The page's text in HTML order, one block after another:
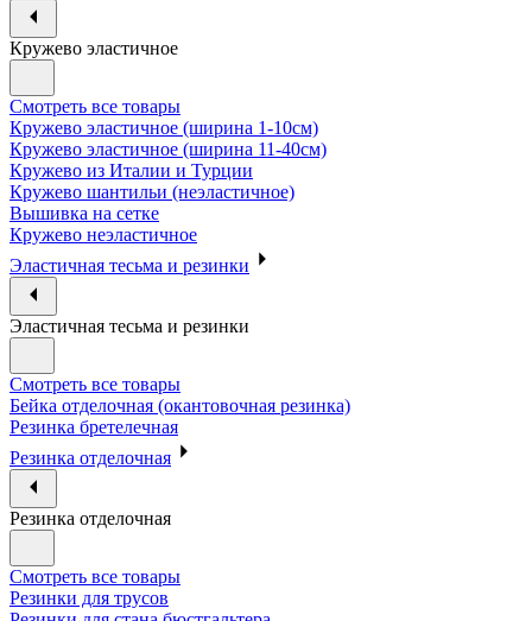
Кружево эластичное
Смотреть все товары
Кружево эластичное (ширина 1-10см)
Кружево эластичное (ширина 11-40см)
Кружево из Италии и Турции
Кружево шантильи (неэластичное)
Вышивка на сетке
Кружево неэластичное
Эластичная тесьма и резинки
Эластичная тесьма и резинки
Смотреть все товары
Бейка отделочная (окантовочная резинка)
Резинка бретелечная
Резинка отделочная
Резинка отделочная
Смотреть все товары
Резинки для трусов